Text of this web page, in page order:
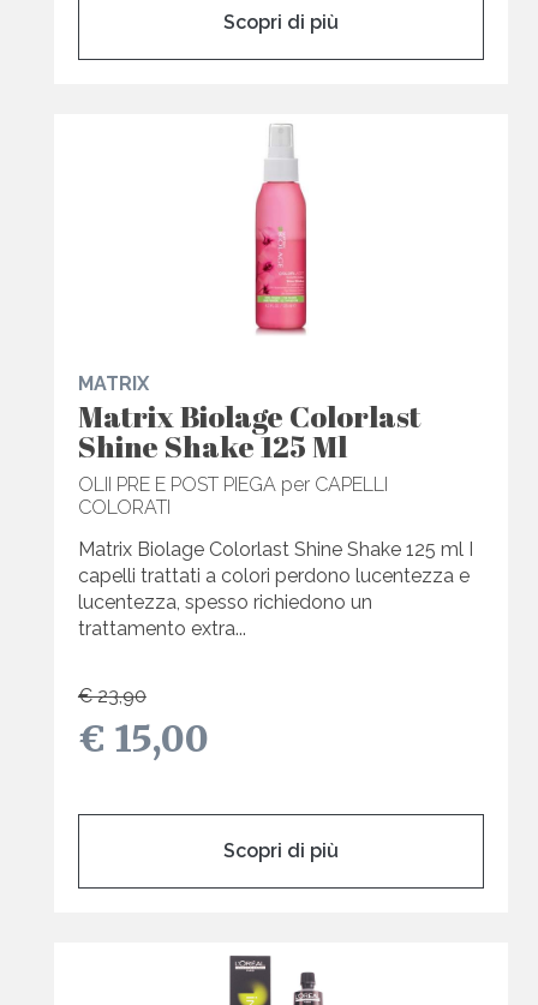
Scopri di più
MATRIX
Matrix Biolage Colorlast
Shine Shake 125 Ml
OLII PRE E POST PIEGA per CAPELLI
COLORATI
Matrix Biolage Colorlast Shine Shake 125 ml I
capelli trattati a colori perdono lucentezza e
lucentezza, spesso richiedono un
trattamento extra...
€ 23,90
€ 15,00
Scopri di più